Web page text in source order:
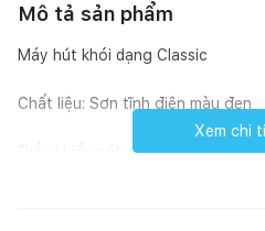
Mô tả sản phẩm
Máy hút khói dạng Classic
Chất liệu: Sơn tĩnh điện màu đen
Điều khiển nút nhấn, 3 tốc độ
Xem chi